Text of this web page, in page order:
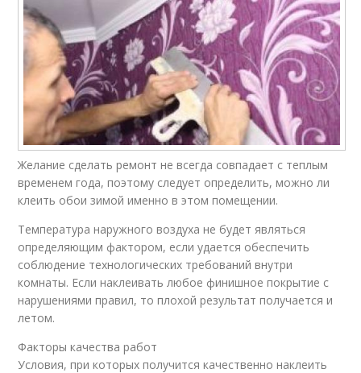
Желание сделать ремонт не всегда совпадает с теплым
временем года, поэтому следует определить, можно ли
клеить обои зимой именно в этом помещении.
Температура наружного воздуха не будет являться
определяющим фактором, если удается обеспечить
соблюдение технологических требований внутри
комнаты. Если наклеивать любое финишное покрытие с
нарушениями правил, то плохой результат получается и
летом.
Факторы качества работ
Условия, при которых получится качественно наклеить